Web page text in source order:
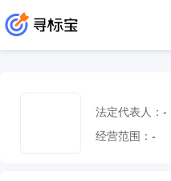
法定代表人： -
经营范围： -